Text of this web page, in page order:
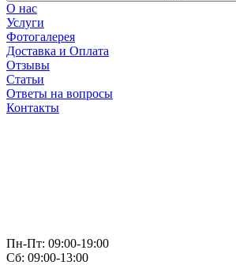
О нас
Услуги
Фотогалерея
Доставка и Оплата
Отзывы
Статьи
Ответы на вопросы
Контакты
Пн-Пт: 09:00-19:00
Сб: 09:00-13:00